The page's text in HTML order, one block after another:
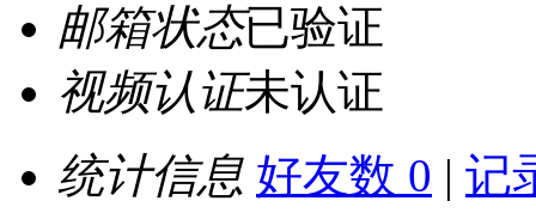
邮箱状态已验证
视频认证未认证
统计信息 好友数 0 | 记